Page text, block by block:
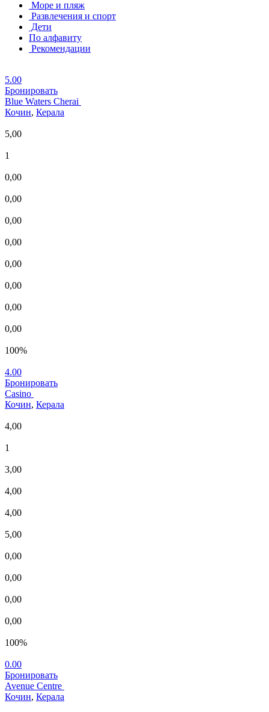
Море и пляж
Развлечения и спорт
Дети
По алфавиту
Рекомендации
5.00
Бронировать
Blue Waters Cherai
Кочин, Керала
5,00
1
0,00
0,00
0,00
0,00
0,00
0,00
0,00
0,00
100%
4.00
Бронировать
Casino
Кочин, Керала
4,00
1
3,00
4,00
4,00
5,00
0,00
0,00
0,00
0,00
100%
0.00
Бронировать
Avenue Centre
Кочин, Керала